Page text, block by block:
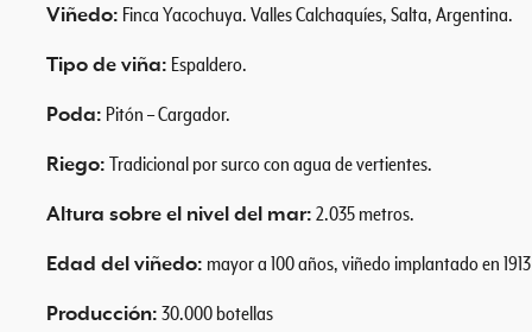
Viñedo: Finca Yacochuya. Valles Calchaquíes, Salta, Argentina.
Tipo de viña: Espaldero.
Poda: Pitón – Cargador.
Riego: Tradicional por surco con agua de vertientes.
Altura sobre el nivel del mar: 2.035 metros.
Edad del viñedo: mayor a 100 años, viñedo implantado en 1913
Producción: 30.000 botellas